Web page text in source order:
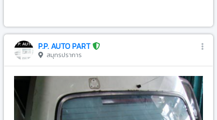
P.P. AUTO PART
สมุทรปราการ